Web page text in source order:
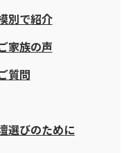
別で紹介
家族の声
質問
選びのために